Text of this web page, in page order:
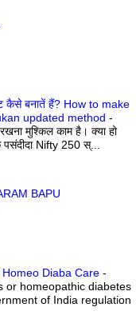
कैसे बनातें हैं? How to make
updated method -
मुश्किल काम है। क्या हो
Nifty 250 स्...
BAPU
Diaba Care -
or homeopathic diabetes
of India regulation